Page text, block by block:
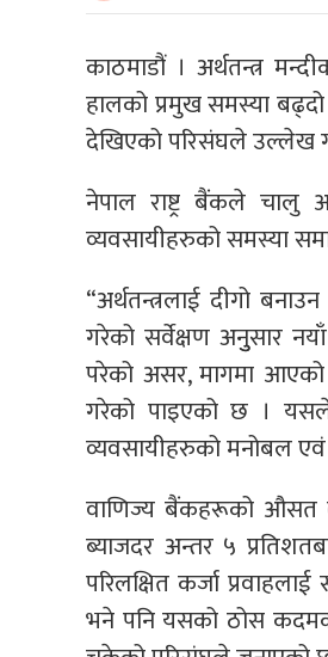
काठमाडौं । अर्थतन्त्र
हालको प्रमुख समस्या
देखिएको परिसंघले उल्लेख
नेपाल राष्ट्र बैंकले चालु
व्यवसायीहरुको समस्या
“अर्थतन्त्रलाई दीगो
गरेको सर्वेक्षण अनुुसार
परेको असर, मागमा
गरेको पाइएको छ । यसले
व्यवसायीहरुको मनोबल
वाणिज्य बैंकहरूको औसत
ब्याजदर अन्तर ५
परिलक्षित कर्जा
भने पनि यसको ठोस कदमको